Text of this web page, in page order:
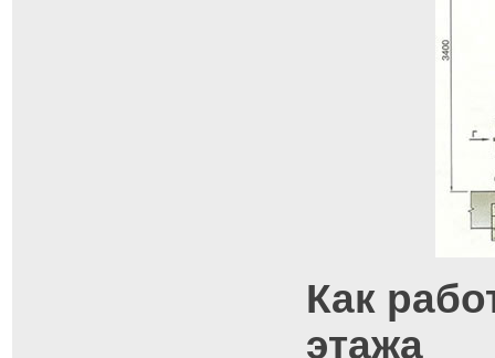
Как
этажа